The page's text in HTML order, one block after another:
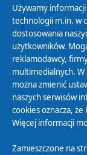
Polityka
Zasady
Organizacje
Cyfryzacja DAB+
Używamy
technologii m.in. w
dostosowania
użytkowników.
reklamodawcy,
multimedialnych. W
można zmienić
naszych serwisów
cookies oznacza,
Więcej informacji
Zamieszczone na